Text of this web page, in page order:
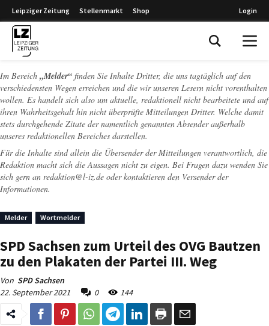
Leipziger Zeitung Stellenmarkt Shop Login
Im Bereich „Melder“ finden Sie Inhalte Dritter, die uns tagtäglich auf den
verschiedensten Wegen erreichen und die wir unseren Lesern nicht vorenthalten
wollen. Es handelt sich also um aktuelle, redaktionell nicht bearbeitete und auf
ihren Wahrheitsgehalt hin nicht überprüfte Mitteilungen Dritter. Welche damit
stets durchgehende Zitate der namentlich genannten Absender außerhalb
unseres redaktionellen Bereiches darstellen.
Für die Inhalte sind allein die Übersender der Mitteilungen verantwortlich, die
Redaktion macht sich die Aussagen nicht zu eigen. Bei Fragen dazu wenden Sie
sich gern an redaktion@l-iz.de oder kontaktieren den Versender der
Informationen.
Melder Wortmelder
SPD Sachsen zum Urteil des OVG Bautzen
zu den Plakaten der Partei III. Weg
Von SPD Sachsen
22. September 2021
0 144